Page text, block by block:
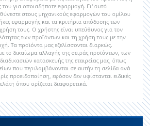
του για οποιαδήποτε εφαρμογή. Γι' αυτό
στους μηχανικούς εφαρμογών του ομίλου
εφαρμογής και τα κριτήρια απόδοσης των
τους. Ο χρήστης είναι υπεύθυνος για τον
των προϊόντων και τη χρήση τους με την
Τα προϊόντα μας εξελίσσονται διαρκώς.
το δικαίωμα αλλαγής της σειράς προϊόντων, των
κατασκευής της εταιρείας μας, όπως
που περιλαμβάνονται σε αυτήν τη σελίδα ανά
προειδοποίηση, εφόσον δεν υφίστανται ειδικές
όπου ορίζεται διαφορετικά.